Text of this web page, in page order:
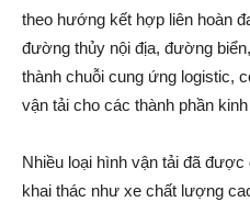
theo hướng kết hợp liên hoàn
đường thủy nội địa, đường
thành chuỗi cung ứng logistic,
vận tải cho các thành phần kinh
Nhiều loại hình vận tải đã
khai thác như xe chất lượng